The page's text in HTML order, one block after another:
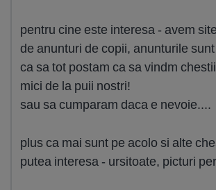
pentru cine este interesa - avem
de anunturi de copii, anunturile
ca sa tot postam ca sa vindm
mici de la puii nostri!
sau sa cumparam daca e nevoie....
plus ca mai sunt pe acolo si alte
putea interesa - ursitoate, picturi